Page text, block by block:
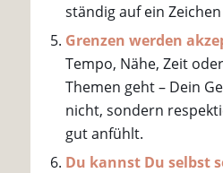
ständig auf ein
Grenzen werden
Tempo, Nähe, Zeit
Themen geht – Dein
nicht, sondern
gut anfühlt.
Du kannst Du selbst